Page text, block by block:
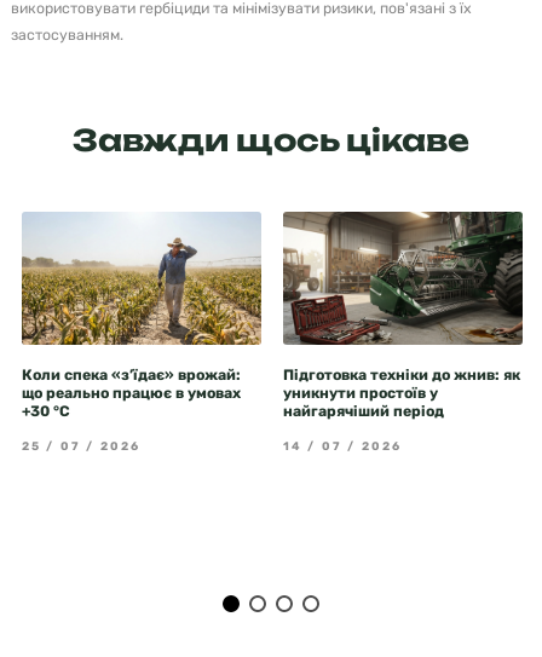
використовувати гербіциди та мінімізувати ризики, пов'язані з їх
застосуванням.
Завжди щось цікаве
Коли спека «з’їдає» врожай:
що реально працює в умовах
+30 °C
25 / 07 / 2026
Підготовка техніки до жнив: як
уникнути простоїв у
найгарячіший період
14 / 07 / 2026